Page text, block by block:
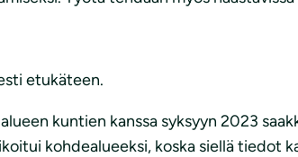
etukäteen.
kuntien kanssa syksyyn 2023
kohdealueeksi, koska siellä tiedot